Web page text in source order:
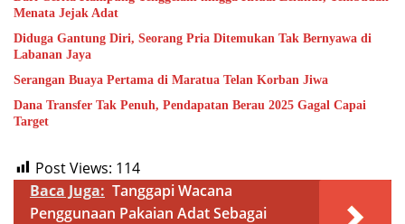
Menata Jejak Adat
Diduga Gantung Diri, Seorang Pria Ditemukan Tak Bernyawa di
Labanan Jaya
Serangan Buaya Pertama di Maratua Telan Korban Jiwa
Dana Transfer Tak Penuh, Pendapatan Berau 2025 Gagal Capai
Target
Post Views: 114
Baca Juga: Tanggapi Wacana
Penggunaan Pakaian Adat Sebagai